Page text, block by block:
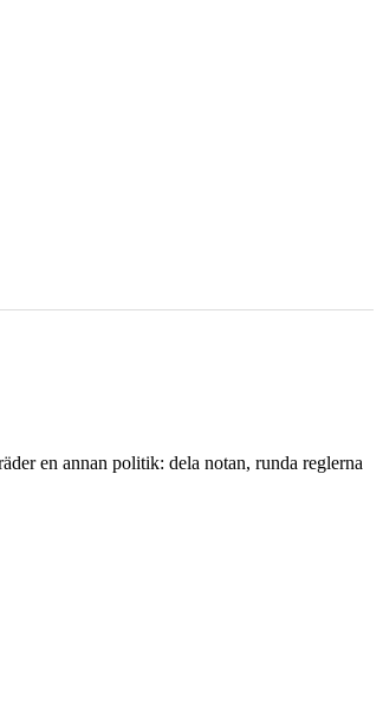
en annan politik: dela notan, runda reglerna